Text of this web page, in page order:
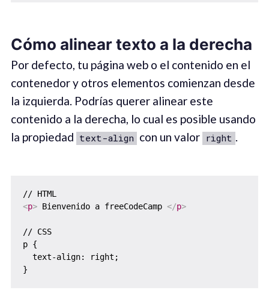
Cómo alinear texto a la derecha
Por defecto, tu página web o el contenido en el
contenedor y otros elementos comienzan desde
la izquierda. Podrías querer alinear este
contenido a la derecha, lo cual es posible usando
la propiedad text-align con un valor right .
// HTML
<p> Bienvenido a freeCodeCamp </p>
// CSS
p {
  text-align: right;